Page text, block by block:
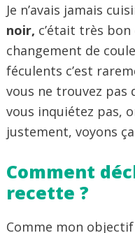
Je n’avais jamais
noir, c’était très bon
changement de
féculents c’est
vous ne trouvez pas
vous inquiétez pas,
justement, voyons
Comment
recette ?
Comme mon